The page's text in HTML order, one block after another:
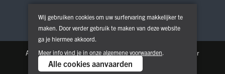
Algemene voorwaarden Privacy & Cookie Policy Disclaimer
Copyright © 2026. All Rights Reserved | Powered by
Wij gebruiken cookies om uw surfervaring makkelijker te
maken. Door verder gebruik te maken van deze website
ga je hiermee akkoord.
Meer info vind je in onze algemene voorwaarden.
Alle cookies aanvaarden